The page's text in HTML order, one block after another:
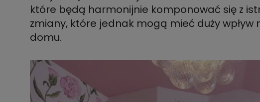
które będą harmonijnie komponować się z
zmiany, które jednak mogą mieć duży wpływ
domu.